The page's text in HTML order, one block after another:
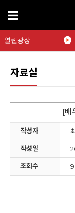
열린광장
자료실
[배
작성자
작성일
조회수